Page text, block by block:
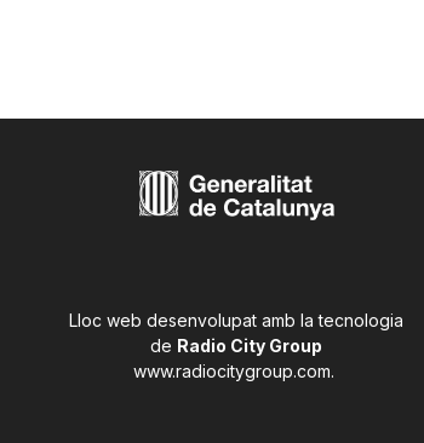
Lloc web desenvolupat amb la tecnologia
de Radio City Group
www.radiocitygroup.com.